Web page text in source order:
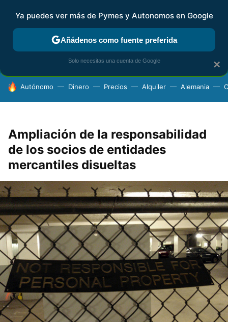
FISCALIDAD Y CONTABILIDAD KIT DIGITAL RENTA
HOY SE HABLA DE
Autónomo Dinero Precios Alquiler Alemania
Ampliación de la responsabilidad
de los socios de entidades
mercantiles disueltas
×
Ya puedes ver más de Pymes y Autonomos en Google
Añádenos como fuente preferida
Solo necesitas una cuenta de Google